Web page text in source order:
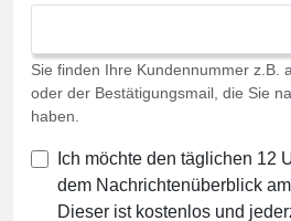
Sie finden Ihre Kundennummer z.B.
oder der Bestätigungsmail, die Sie
haben.
Ich möchte den täglichen 12
dem Nachrichtenüberblick
Dieser ist kostenlos und